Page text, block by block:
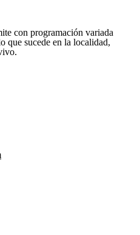
con programación variada
que sucede en la localidad,